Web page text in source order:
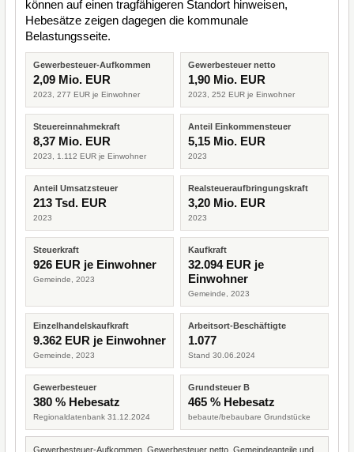
können auf einen tragfähigeren Standort hinweisen,
Hebesätze zeigen dagegen die kommunale
Belastungsseite.
Gewerbesteuer-Aufkommen
2,09 Mio. EUR
2023, 277 EUR je Einwohner
Gewerbesteuer netto
1,90 Mio. EUR
2023, 252 EUR je Einwohner
Steuereinnahmekraft
8,37 Mio. EUR
2023, 1.112 EUR je Einwohner
Anteil Einkommensteuer
5,15 Mio. EUR
2023
Anteil Umsatzsteuer
213 Tsd. EUR
2023
Realsteueraufbringungskraft
3,20 Mio. EUR
2023
Steuerkraft
926 EUR je Einwohner
Gemeinde, 2023
Kaufkraft
32.094 EUR je
Einwohner
Gemeinde, 2023
Einzelhandelskaufkraft
9.362 EUR je Einwohner
Gemeinde, 2023
Arbeitsort-Beschäftigte
1.077
Stand 30.06.2024
Gewerbesteuer
380 % Hebesatz
Regionaldatenbank 31.12.2024
Grundsteuer B
465 % Hebesatz
bebaute/bebaubare Grundstücke
Gewerbesteuer-Aufkommen, Gewerbesteuer netto, Gemeindeanteile und